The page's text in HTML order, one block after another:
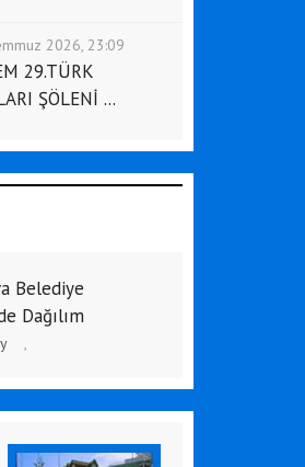
2026, 23:09
29.TÜRK
ŞÖLENİ ...
Belediye
Dağılım
,